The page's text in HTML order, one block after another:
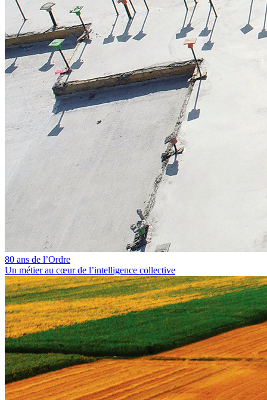
80 ans de l’Ordre
Un métier au cœur de l’intelligence collective